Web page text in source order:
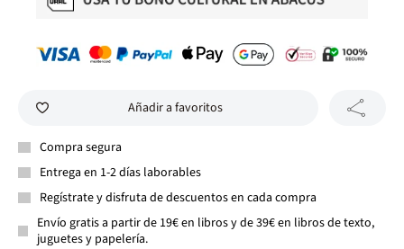
Añadir a favoritos
Compra segura
Entrega en 1-2 días laborables
Regístrate y disfruta de descuentos en cada compra
Envío gratis a partir de 19€ en libros y de 39€ en libros de texto,
juguetes y papelería.